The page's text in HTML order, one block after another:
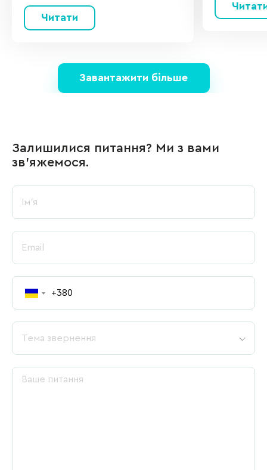
Читати
Завантажити більше
Залишилися питання? Ми з вами
зв’яжемося.
Тема звернення